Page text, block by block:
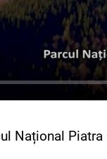
Fig. 5 Vf.
Piatrei Craiului
2
în Parcul
Național